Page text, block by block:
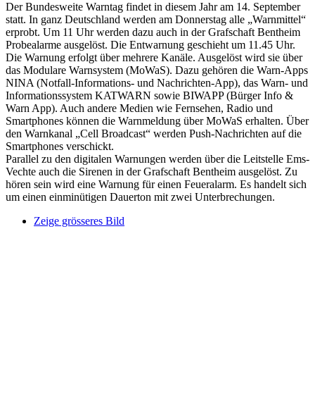
Der Bundesweite Warntag findet in diesem Jahr am 14. September
statt. In ganz Deutschland werden am Donnerstag alle „Warnmittel“
erprobt. Um 11 Uhr werden dazu auch in der Grafschaft Bentheim
Probealarme ausgelöst. Die Entwarnung geschieht um 11.45 Uhr.
Die Warnung erfolgt über mehrere Kanäle. Ausgelöst wird sie über
das Modulare Warnsystem (MoWaS). Dazu gehören die Warn-Apps
NINA (Notfall-Informations- und Nachrichten-App), das Warn- und
Informationssystem KATWARN sowie BIWAPP (Bürger Info &
Warn App). Auch andere Medien wie Fernsehen, Radio und
Smartphones können die Warnmeldung über MoWaS erhalten. Über
den Warnkanal „Cell Broadcast“ werden Push-Nachrichten auf die
Smartphones verschickt.
Parallel zu den digitalen Warnungen werden über die Leitstelle Ems-
Vechte auch die Sirenen in der Grafschaft Bentheim ausgelöst. Zu
hören sein wird eine Warnung für einen Feueralarm. Es handelt sich
um einen einminütigen Dauerton mit zwei Unterbrechungen.
Zeige grösseres Bild